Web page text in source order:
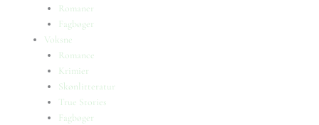
Romaner
Fagbøger
Voksne
Romance
Krimier
Skønlitteratur
True Stories
Fagbøger